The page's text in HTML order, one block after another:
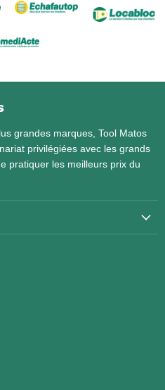
grandes marques, Tool Matos
privilégiées avec les grands
pratiquer les meilleurs prix du